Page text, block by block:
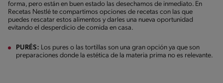
forma, pero están en buen estado las desechamos de inmediato. En
Recetas Nestlé te compartimos opciones de recetas con las que
puedes rescatar estos alimentos y darles una nueva oportunidad
evitando el desperdicio de comida en casa.
PURÉS: Los pures o las tortillas son una gran opción ya que son
preparaciones donde la estética de la materia prima no es relevante.